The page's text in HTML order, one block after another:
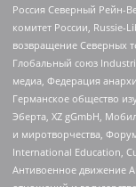
Россия Северный Рейн-
комитет России, Russie-
возвращение Северных
Глобальный союз
медиа, Федерация
Германское общество
Эберта, XZ gGmbH,
и миротворчества,
International Education,
Антивоенное движение